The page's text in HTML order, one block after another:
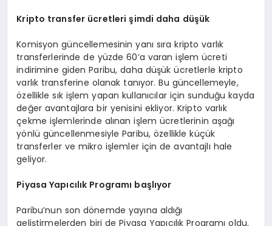
Kripto transfer ücretleri şimdi daha düşük
Komisyon güncellemesinin yanı sıra kripto varlık
transferlerinde de yüzde 60’a varan işlem ücreti
indirimine giden Paribu, daha düşük ücretlerle kripto
varlık transferine olanak tanıyor. Bu güncellemeyle,
özellikle sık işlem yapan kullanıcılar için sunduğu kayda
değer avantajlara bir yenisini ekliyor. Kripto varlık
çekme işlemlerinde alınan işlem ücretlerinin aşağı
yönlü güncellenmesiyle Paribu, özellikle küçük
transferler ve mikro işlemler için de avantajlı hale
geliyor.
Piyasa Yapıcılık Programı başlıyor
Paribu’nun son dönemde yayına aldığı
geliştirmelerden biri de Piyasa Yapıcılık Programı oldu.